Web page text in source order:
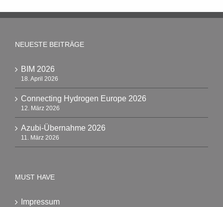
NEUESTE BEITRÄGE
BIM 2026
18. April 2026
Connecting Hydrogen Europe 2026
12. März 2026
Azubi-Übernahme 2026
11. März 2026
MUST HAVE
Impressum